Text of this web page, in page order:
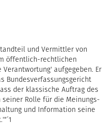
und Vermittler von
öffentlich-rechtlichen
aufgegeben. Er
Bundesverfassungsgericht
der klassische Auftrag des
Rolle für die Meinungs-
und Information seine